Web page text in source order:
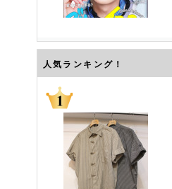
FINEBOYS2026年7月号
人気ランキング！